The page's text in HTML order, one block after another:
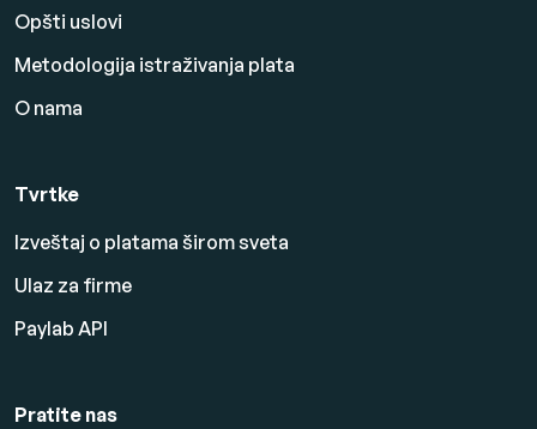
Opšti uslovi
Metodologija istraživanja plata
O nama
Tvrtke
Izveštaj o platama širom sveta
Ulaz za firme
Paylab API
Pratite nas